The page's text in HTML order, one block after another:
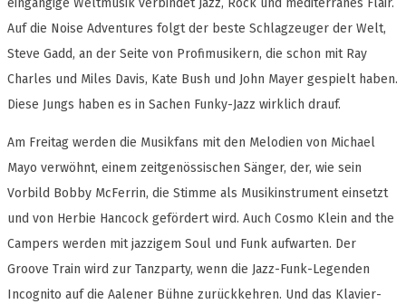
eingängige Weltmusik verbindet Jazz, Rock und mediterranes Flair.
Auf die Noise Adventures folgt der beste Schlagzeuger der Welt,
Steve Gadd, an der Seite von Profimusikern, die schon mit Ray
Charles und Miles Davis, Kate Bush und John Mayer gespielt haben.
Diese Jungs haben es in Sachen Funky-Jazz wirklich drauf.
Am Freitag werden die Musikfans mit den Melodien von Michael
Mayo verwöhnt, einem zeitgenössischen Sänger, der, wie sein
Vorbild Bobby McFerrin, die Stimme als Musikinstrument einsetzt
und von Herbie Hancock gefördert wird. Auch Cosmo Klein and the
Campers werden mit jazzigem Soul und Funk aufwarten. Der
Groove Train wird zur Tanzparty, wenn die Jazz-Funk-Legenden
Incognito auf die Aalener Bühne zurückkehren. Und das Klavier-